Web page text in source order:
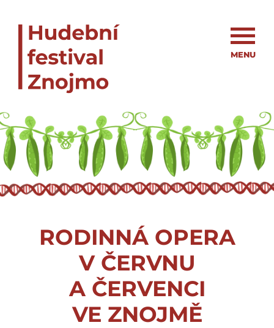
MENU
_
RODINNÁ OPERA
V ČERVNU
A ČERVENCI
VE ZNOJMĚ